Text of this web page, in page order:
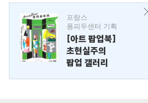
프랑스
퐁피두센터 기획
[아트 팝업북]
초현실주의
팝업 갤러리